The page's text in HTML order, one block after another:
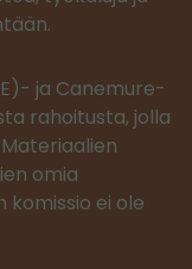
ja Canemure-
rahoitusta, jolla
omia
komissio ei ole